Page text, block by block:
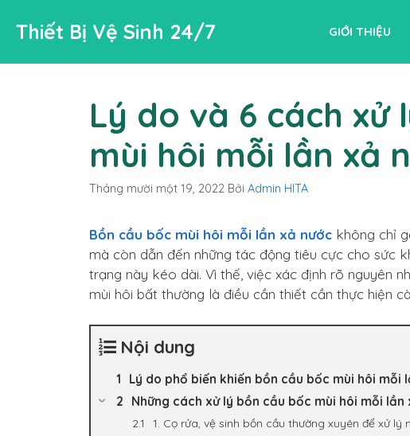
đến
dung
Thiết Bị Vệ Sinh 24/7 GIỚI THIỆU
Lý do và 6 cách xử
mùi hôi mỗi lần xả
Tháng mười một 19, 2022 Bởi Admin HITA
Bồn cầu bốc mùi hôi mỗi lần xả nước không chỉ
mà còn dẫn đến những tác động tiêu cực cho sức
trạng này kéo dài. Vì thế, việc xác định rõ nguyên
mùi hôi bất thường là điều cần thiết cần thực hiện
Nội dung
Lý do phổ biến khiến bồn cầu bốc mùi hôi mỗi
Những cách xử lý bồn cầu bốc mùi hôi mỗi
1. Cọ rửa, vệ sinh bồn cầu thường xuyên để xử lý